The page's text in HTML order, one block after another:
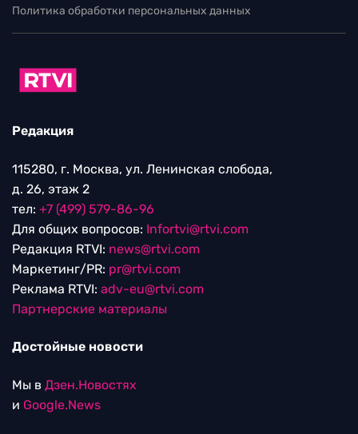
Политика обработки персональных данных
Редакция
115280, г. Москва, ул. Ленинская слобода,
д. 26, этаж 2
тел: +7 (499) 579-86-96
Для общих вопросов: Infortvi@rtvi.com
Редакция RTVI: news@rtvi.com
Маркетинг/PR: pr@rtvi.com
Реклама RTVI: adv-eu@rtvi.com
Партнерские материалы
Достойные новости
Мы в Дзен.Новостях
и Google.News